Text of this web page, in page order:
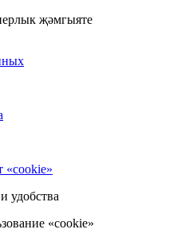
җәмгыяте
удобства
«cookie»